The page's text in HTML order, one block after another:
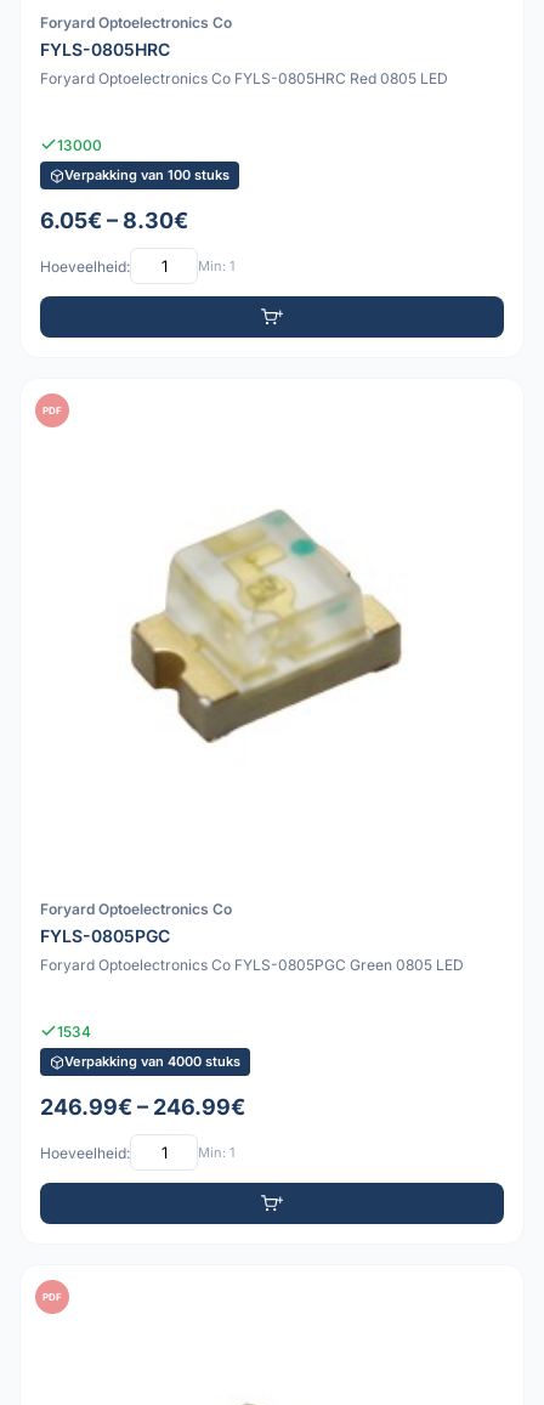
Foryard Optoelectronics Co
FYLS-0805HRC
Foryard Optoelectronics Co FYLS-0805HRC Red 0805 LED
13000
Verpakking van 100 stuks
6.05€ – 8.30€
Hoeveelheid: Min: 1
PDF
Foryard Optoelectronics Co
FYLS-0805PGC
Foryard Optoelectronics Co FYLS-0805PGC Green 0805 LED
1534
Verpakking van 4000 stuks
246.99€ – 246.99€
Hoeveelheid: Min: 1
PDF